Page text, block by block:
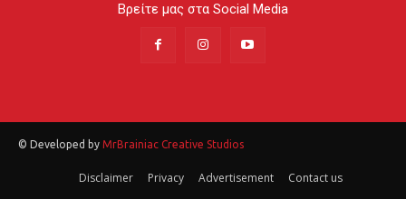
Βρείτε μας στα Social Media
© Developed by MrBrainiac Creative Studios
Disclaimer Privacy Advertisement Contact us